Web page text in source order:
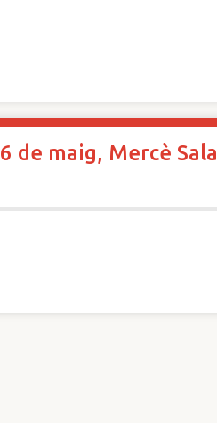
de maig, Mercè